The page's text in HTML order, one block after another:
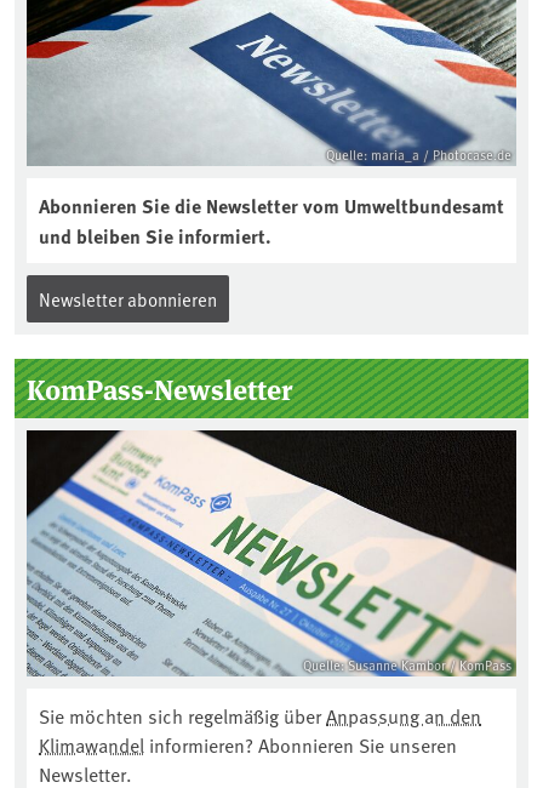
Quelle: maria_a / Photocase.de
Abonnieren Sie die Newsletter vom Umweltbundesamt
und bleiben Sie informiert.
Newsletter abonnieren
KomPass-Newsletter
Quelle: Susanne Kambor / KomPass
Sie möchten sich regelmäßig überAnpassung an den
Klimawandel informieren? Abonnieren Sie unseren
Newsletter.